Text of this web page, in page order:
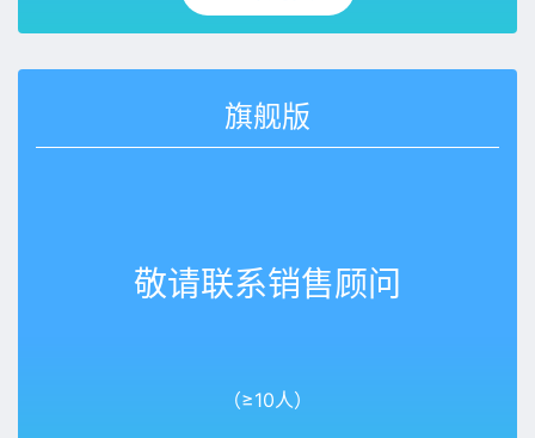
旗舰版
敬请联系销售顾问
（≥10人）